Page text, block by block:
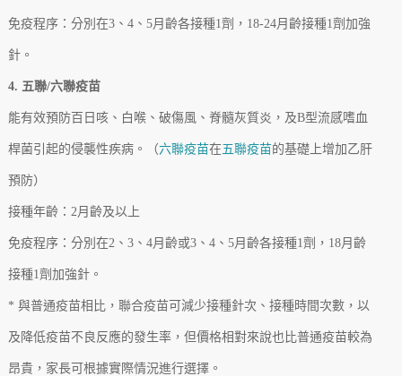
免疫程序：分別在3、4、5月齡各接種1劑，18-24月齡接種1劑加強
針。
4. 五聯/六聯疫苗
能有效預防百日咳、白喉、破傷風、脊髓灰質炎，及B型流感嗜血
桿菌引起的侵襲性疾病。（六聯疫苗在五聯疫苗的基礎上增加乙肝
預防）
接種年齡：2月齡及以上
免疫程序：分別在2、3、4月齡或3、4、5月齡各接種1劑，18月齡
接種1劑加強針。
* 與普通疫苗相比，聯合疫苗可減少接種針次、接種時間次數，以
及降低疫苗不良反應的發生率，但價格相對來說也比普通疫苗較為
昂貴，家長可根據實際情況進行選擇。